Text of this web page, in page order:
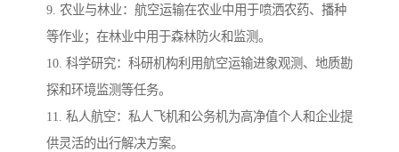
9. 农业与林业：航空运输在农业中用于喷洒农药、播种
等作业；在林业中用于森林防火和监测。
10. 科学研究：科研机构利用航空运输进象观测、地质勘
探和环境监测等任务。
11. 私人航空：私人飞机和公务机为高净值个人和企业提
供灵活的出行解决方案。